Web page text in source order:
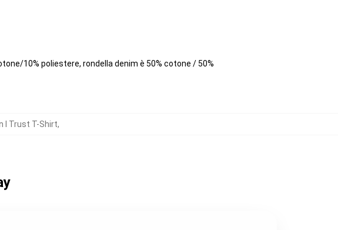
10% poliestere, rondella denim è 50% cotone / 50%
I Trust T-Shirt,